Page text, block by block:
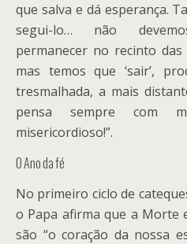
que salva e dá esperança.
segui-lo… não
permanecer no recinto
mas temos que ‘sair’,
tresmalhada, a mais
pensa sempre com
misericordioso!”.
O Ano da fé
No primeiro ciclo de
o Papa afirma que a Morte
são “o coração da nossa